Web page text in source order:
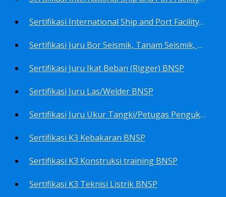
Sertifikasi International Ship and Port Facility Security Code/ISPS Code training for Security Area Manager BNSP
Sertifikasi Juru Bor Seismik, Tanam Seismik, Tembak Seismik BNSP
Sertifikasi Juru Ikat Beban (Rigger) BNSP
Sertifikasi Juru Las/Welder BNSP
Sertifikasi Juru Ukur Tangki/Petugas Pengukur Tangki Migas BNSP
Sertifikasi K3 Kebakaran BNSP
Sertifikasi K3 Konstruksi training BNSP
Sertifikasi K3 Teknisi Listrik BNSP